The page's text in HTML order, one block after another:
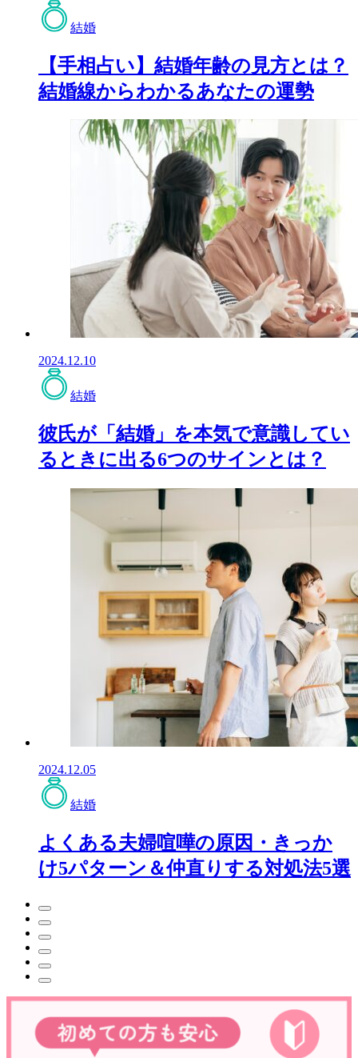
結婚
【手相占い】結婚年齢の見方とは？
結婚線からわかるあなたの運勢
2024.12.10
結婚
彼氏が「結婚」を本気で意識してい
るときに出る6つのサインとは？
2024.12.05
結婚
よくある夫婦喧嘩の原因・きっか
け5パターン＆仲直りする対処法5選